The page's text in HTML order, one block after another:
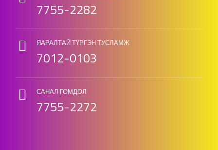
7755-2282
ЯАРАЛТАЙ ТҮРГЭН ТУСЛАМЖ
7012-0103
САНАЛ ГОМДОЛ
7755-2272